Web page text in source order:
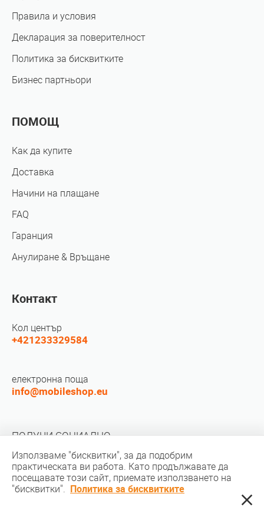
Правила и условия
Декларация за поверителност
Политика за бисквитките
Бизнес партньори
ПОМОЩ
Как да купите
Доставка
Начини на плащане
FAQ
Гаранция
Анулиране & Връщане
Контакт
Кол център
+421233329584
електронна поща
info@mobileshop.eu
ПОЛУЧИ СОЦИАЛНО
Използваме "бисквитки", за да подобрим
практическата ви работа. Като продължавате да
посещавате този сайт, приемате използването на
"бисквитки". Политика за бисквитките